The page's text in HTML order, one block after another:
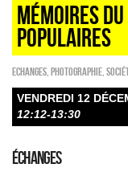
Mémoires
populaires
ECHANGES Photographie
VENDREDI 12
12:12-13:30
ÉCHANGES